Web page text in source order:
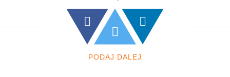
PODAJ DALEJ